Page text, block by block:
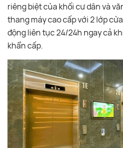
riêng biệt của khối cư dân và
thang máy cao cấp với 2 lớp
động liên tục 24/24h ngay cả
khẩn cấp.